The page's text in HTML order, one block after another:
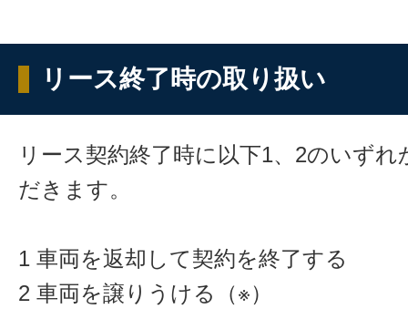
リース終了時の取り扱い
リース契約終了時に以下1、2のいず
だきます。
1 車両を返却して契約を終了する
2 車両を譲りうける（※）